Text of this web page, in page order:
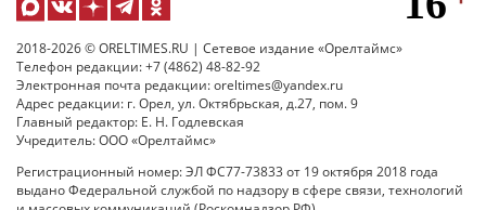
2018-2026 © ORELTIMES.RU | Сетевое издание «Орелтаймс»
Телефон редакции: +7 (4862) 48-82-92
Электронная почта редакции: oreltimes@yandex.ru
Адрес редакции: г. Орел, ул. Октябрьская, д.27, пом. 9
Главный редактор: Е. Н. Годлевская
Учредитель: ООО «Орелтаймс»
Регистрационный номер: ЭЛ ФС77-73833 от 19 октября 2018 года
выдано Федеральной службой по надзору в сфере связи, технологий